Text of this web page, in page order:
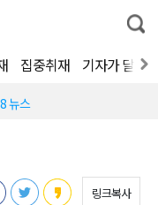
통
합
색
집중취재 기자가 달려
뉴스
링크복사